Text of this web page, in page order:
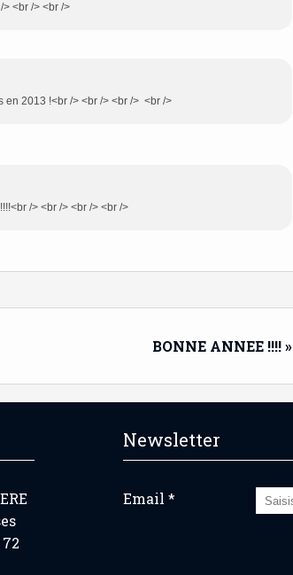
<br /> <br />
2013 !<br /> <br /> <br /> <br />
/> <br /> <br /> <br />
BONNE ANNEE !!!! »
Newsletter
Email